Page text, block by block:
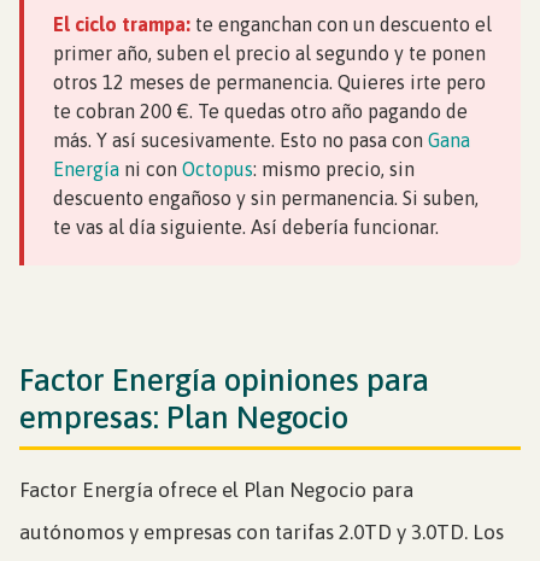
El ciclo trampa: te enganchan con un descuento el
primer año, suben el precio al segundo y te ponen
otros 12 meses de permanencia. Quieres irte pero
te cobran 200 €. Te quedas otro año pagando de
más. Y así sucesivamente. Esto no pasa con Gana
Energía ni con Octopus: mismo precio, sin
descuento engañoso y sin permanencia. Si suben,
te vas al día siguiente. Así debería funcionar.
Factor Energía opiniones para
empresas: Plan Negocio
Factor Energía ofrece el Plan Negocio para
autónomos y empresas con tarifas 2.0TD y 3.0TD. Los